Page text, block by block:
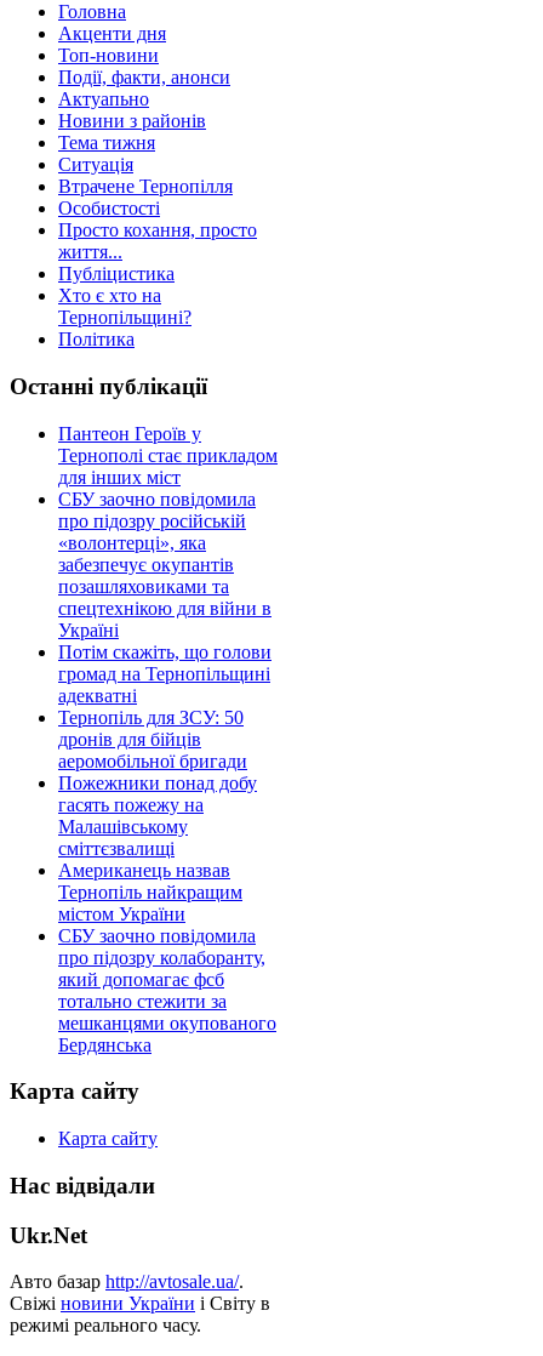
Головна
Акценти дня
Топ-новини
Події, факти, анонси
Актуапьно
Новини з районів
Тема тижня
Ситуація
Втрачене Тернопілля
Особистості
Просто кохання, просто
життя...
Публіцистика
Хто є хто на
Тернопільщині?
Політика
Останні публікації
Пантеон Героїв у
Тернополі стає прикладом
для інших міст
СБУ заочно повідомила
про підозру російській
«волонтерці», яка
забезпечує окупантів
позашляховиками та
спецтехнікою для війни в
Україні
Потім скажіть, що голови
громад на Тернопільщині
адекватні
Тернопіль для ЗСУ: 50
дронів для бійців
аеромобільної бригади
Пожежники понад добу
гасять пожежу на
Малашівському
сміттєзвалищі
Американець назвав
Тернопіль найкращим
містом України
СБУ заочно повідомила
про підозру колаборанту,
який допомагає фсб
тотально стежити за
мешканцями окупованого
Бердянська
Карта сайту
Карта сайту
Нас відвідали
Ukr.Net
Авто базар http://avtosale.ua/.
Свіжі новини України і Світу в
режимі реального часу.